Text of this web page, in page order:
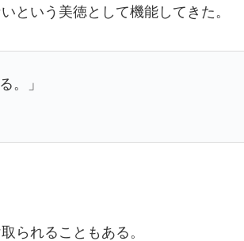
という美徳として機能してきた。
。」
られることもある。